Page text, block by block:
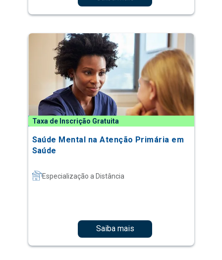
Taxa de Inscrição Gratuita
Saúde Mental na Atenção Primária em
Saúde
Especialização a Distância
Saiba mais